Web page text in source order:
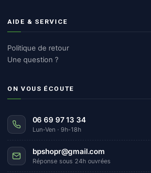
AIDE & SERVICE
Politique de retour
Une question ?
ON VOUS ÉCOUTE
06 69 97 13 34
Lun-Ven · 9h-18h
bpshopr@gmail.com
Réponse sous 24h ouvrées